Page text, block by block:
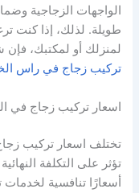
الواجهات الزجاجية
طويلة. لذلك، إذا كنت
لمنزلك أو لمكتبك، فإن
تركيب زجاج في راس
اسعار تركيب زجاج في
تختلف اسعار تركيب
تؤثر على التكلفة
أسعارًا تنافسية لخدمات